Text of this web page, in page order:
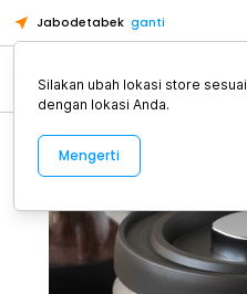
Jabodetabek ganti
Alat Kopi
Silakan ubah lokasi store sesuai
dengan lokasi Anda.
Mengerti